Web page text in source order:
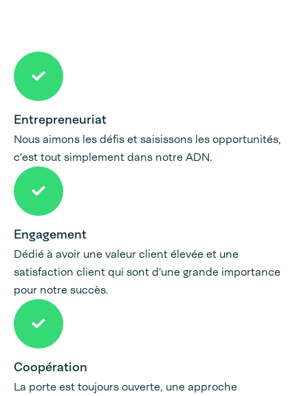
Entrepreneuriat
Nous aimons les défis et saisissons les opportunités,
c'est tout simplement dans notre ADN.
Engagement
Dédié à avoir une valeur client élevée et une
satisfaction client qui sont d’une grande importance
pour notre succès.
Coopération
La porte est toujours ouverte, une approche